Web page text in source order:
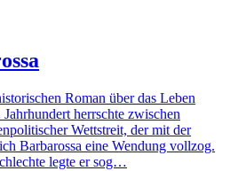
Roman über das Leben
herrschte zwischen
Wettstreit, der mit der
Barbarossa eine Wendung vollzog.
legte er sog…